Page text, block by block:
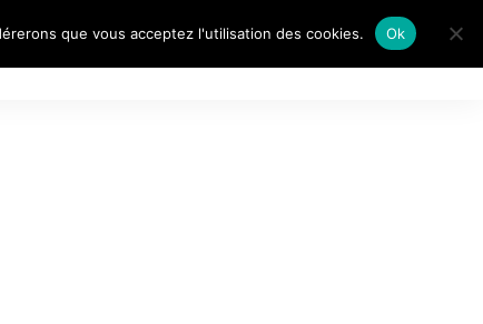
que vous acceptez l'utilisation des cookies. Ok